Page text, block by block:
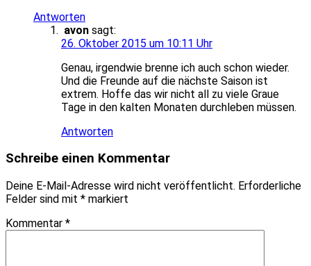
Antworten
avon sagt:
26. Oktober 2015 um 10:11 Uhr
Genau, irgendwie brenne ich auch schon wieder.
Und die Freunde auf die nächste Saison ist
extrem. Hoffe das wir nicht all zu viele Graue
Tage in den kalten Monaten durchleben müssen.
Antworten
Schreibe einen Kommentar
Deine E-Mail-Adresse wird nicht veröffentlicht. Erforderliche
Felder sind mit * markiert
Kommentar *